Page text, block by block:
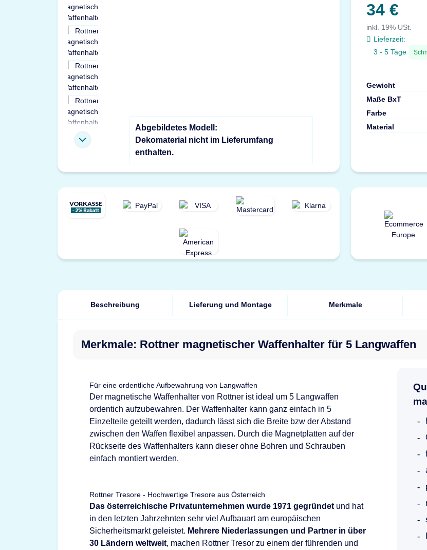
Abgebildetes Modell:
Dekomaterial nicht im Lieferumfang
enthalten.
34 €
inkl. 19% USt.
Lieferzeit:
3 - 5 Tage
Gewicht
Maße BxT
Farbe
Material
Beschreibung Lieferung und Montage Merkmale
Merkmale: Rottner magnetischer Waffenhalter für 5 Langwaffen
Für eine ordentliche Aufbewahrung von Langwaffen
Der magnetische Waffenhalter von Rottner ist ideal um 5 Langwaffen
ordentich aufzubewahren. Der Waffenhalter kann ganz einfach in 5
Einzelteile geteilt werden, dadurch lässt sich die Breite bzw der Abstand
zwischen den Waffen flexibel anpassen. Durch die Magnetplatten auf der
Rückseite des Waffenhalters kann dieser ohne Bohren und Schrauben
einfach montiert werden.
Rottner Tresore - Hochwertige Tresore aus Österreich
Das österreichische Privatunternehmen wurde 1971 gegründet und hat
in den letzten Jahrzehnten sehr viel Aufbauart am europäischen
Sicherheitsmarkt geleistet. Mehrere Niederlassungen und Partner in über
30 Ländern weltweit, machen Rottner Tresor zu einem der führenden und